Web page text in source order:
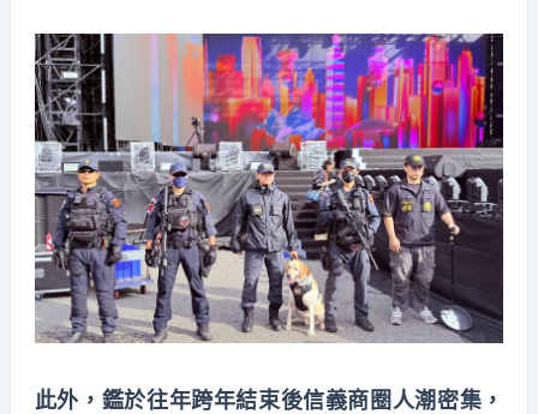
此外，鑑於往年跨年結束後信義商圈人潮密集，